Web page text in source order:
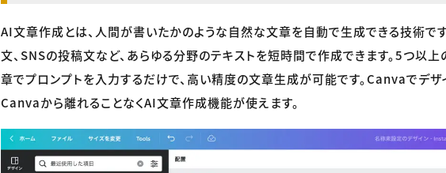
AI文章作成とは、人間が書いたかのような自然な文章を自動で生成できる技術で
文、SNSの投稿文など、あらゆる分野のテキストを短時間で作成できます。5つ以
章でプロンプトを入力するだけで、高い精度の文章生成が可能です。Canvaでデザ
Canvaから離れることなくAI文章作成機能が使えます。